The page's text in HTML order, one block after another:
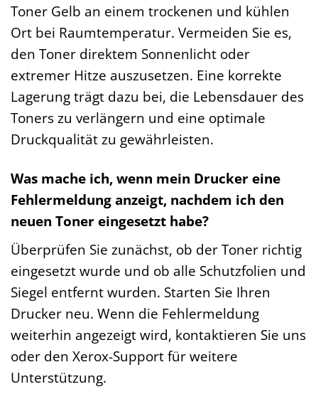
Toner Gelb an einem trockenen und kühlen
Ort bei Raumtemperatur. Vermeiden Sie es,
den Toner direktem Sonnenlicht oder
extremer Hitze auszusetzen. Eine korrekte
Lagerung trägt dazu bei, die Lebensdauer des
Toners zu verlängern und eine optimale
Druckqualität zu gewährleisten.
Was mache ich, wenn mein Drucker eine
Fehlermeldung anzeigt, nachdem ich den
neuen Toner eingesetzt habe?
Überprüfen Sie zunächst, ob der Toner richtig
eingesetzt wurde und ob alle Schutzfolien und
Siegel entfernt wurden. Starten Sie Ihren
Drucker neu. Wenn die Fehlermeldung
weiterhin angezeigt wird, kontaktieren Sie uns
oder den Xerox-Support für weitere
Unterstützung.